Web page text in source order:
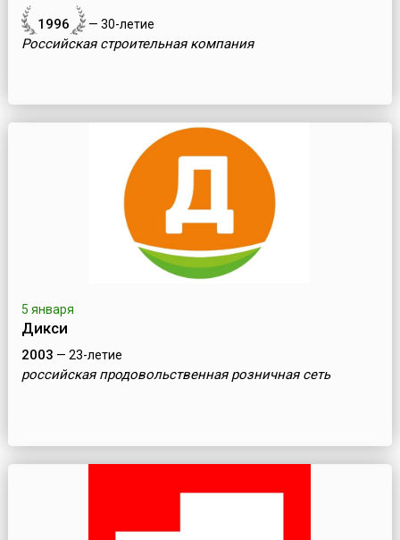
1996 — 30-летие
Российская строительная компания
5 января
Дикси
2003 — 23-летие
российская продовольственная розничная сеть